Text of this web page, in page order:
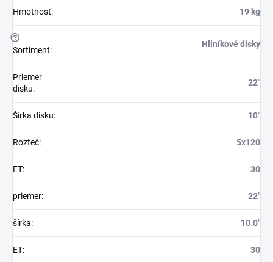
Hmotnosť: 19 kg
?
Sortiment:
Hliníkové disky
Priemer
disku:
22"
Šírka disku: 10"
Rozteč: 5x120
ET: 30
priemer: 22"
šírka: 10.0"
ET: 30